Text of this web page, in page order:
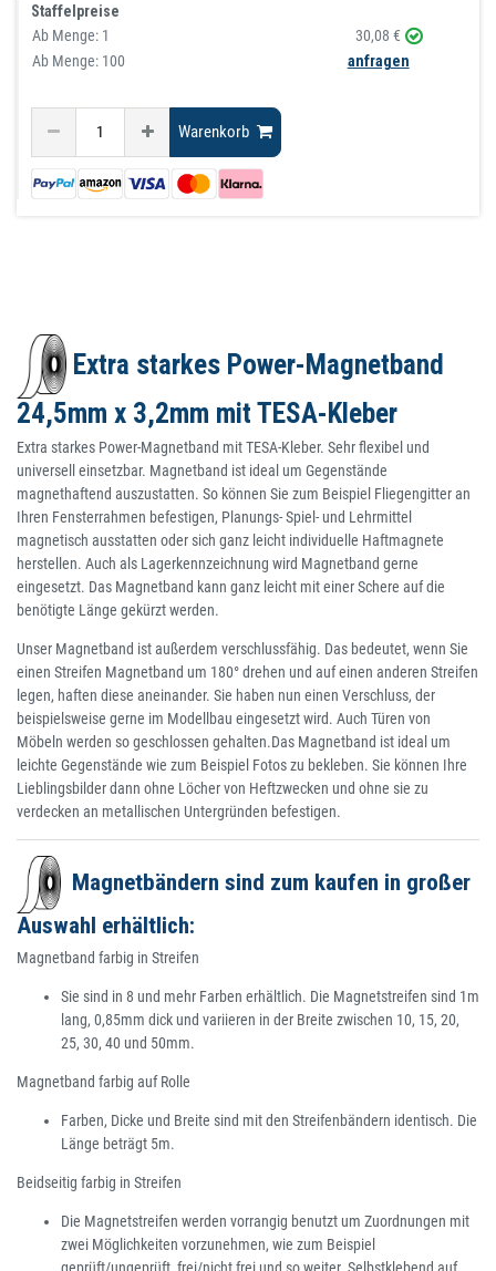
Staffelpreise
Ab Menge: 1
30,08 €
Ab Menge: 100
anfragen
Warenkorb
Extra starkes Power-Magnetband
24,5mm x 3,2mm mit TESA-Kleber
Extra starkes Power-Magnetband mit TESA-Kleber. Sehr flexibel und
universell einsetzbar. Magnetband ist ideal um Gegenstände
magnethaftend auszustatten. So können Sie zum Beispiel Fliegengitter an
Ihren Fensterrahmen befestigen, Planungs- Spiel- und Lehrmittel
magnetisch ausstatten oder sich ganz leicht individuelle Haftmagnete
herstellen. Auch als Lagerkennzeichnung wird Magnetband gerne
eingesetzt. Das Magnetband kann ganz leicht mit einer Schere auf die
benötigte Länge gekürzt werden.
Unser Magnetband ist außerdem verschlussfähig. Das bedeutet, wenn Sie
einen Streifen Magnetband um 180° drehen und auf einen anderen Streifen
legen, haften diese aneinander. Sie haben nun einen Verschluss, der
beispielsweise gerne im Modellbau eingesetzt wird. Auch Türen von
Möbeln werden so geschlossen gehalten.Das Magnetband ist ideal um
leichte Gegenstände wie zum Beispiel Fotos zu bekleben. Sie können Ihre
Lieblingsbilder dann ohne Löcher von Heftzwecken und ohne sie zu
verdecken an metallischen Untergründen befestigen.
Magnetbändern sind zum kaufen in großer
Auswahl erhältlich:
Magnetband farbig in Streifen
Sie sind in 8 und mehr Farben erhältlich. Die Magnetstreifen sind 1m
lang, 0,85mm dick und variieren in der Breite zwischen 10, 15, 20,
25, 30, 40 und 50mm.
Magnetband farbig auf Rolle
Farben, Dicke und Breite sind mit den Streifenbändern identisch. Die
Länge beträgt 5m.
Beidseitig farbig in Streifen
Die Magnetstreifen werden vorrangig benutzt um Zuordnungen mit
zwei Möglichkeiten vorzunehmen, wie zum Beispiel